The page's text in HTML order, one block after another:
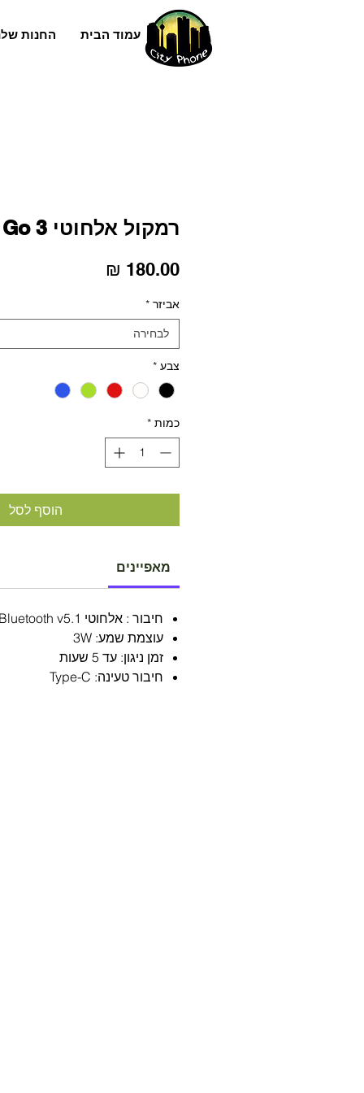
עמוד הבית החנות
רמקול אלחוטי JBL Go 3
אביזר *
לבחירה
צבע *
כמות *
הוסף לסל
מאפיינים
חיבור : אלחוטי Bluetooth v5.1
עוצמת שמע: 3W
זמן ניגון: עד 5 שעות
חיבור טעינה: Type-C